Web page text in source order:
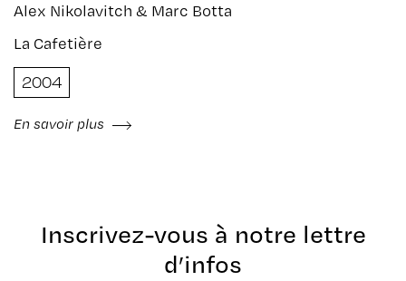
Alex Nikolavitch & Marc Botta
La Cafetière
2004
En savoir plus
Inscrivez-vous à notre lettre
d’infos